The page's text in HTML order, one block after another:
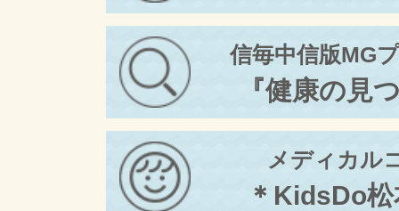
信毎中信版MG
『健康の見
メディカル
＊KidsDo